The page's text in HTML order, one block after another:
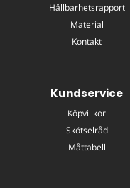
Hållbarhetsrapport
Material
Kontakt
Kundservice
Köpvillkor
Skötselråd
Måttabell